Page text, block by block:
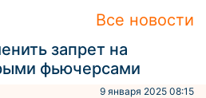
Все новости
запрет на
фьючерсами
9 января 2025 08:15